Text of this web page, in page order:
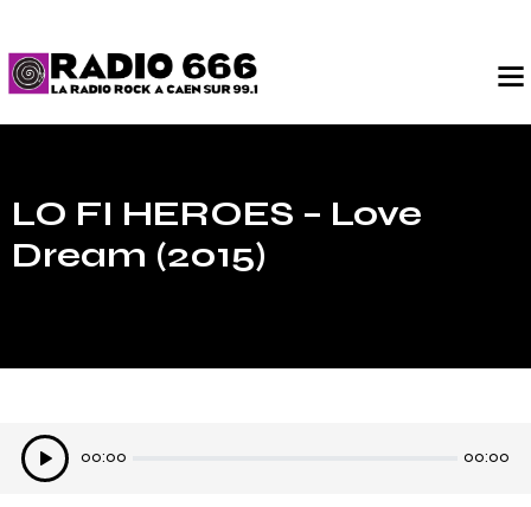
LO FI HEROES – Love
Dream (2015)
Lecteur
audio
00:00 00:00